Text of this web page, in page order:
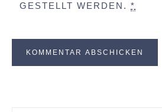
GESTELLT WERDEN. *